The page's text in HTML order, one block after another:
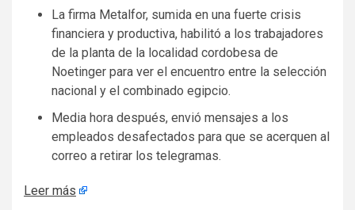
La firma Metalfor, sumida en una fuerte crisis
financiera y productiva, habilitó a los trabajadores
de la planta de la localidad cordobesa de
Noetinger para ver el encuentro entre la selección
nacional y el combinado egipcio.
Media hora después, envió mensajes a los
empleados desafectados para que se acerquen al
correo a retirar los telegramas.
Leer más